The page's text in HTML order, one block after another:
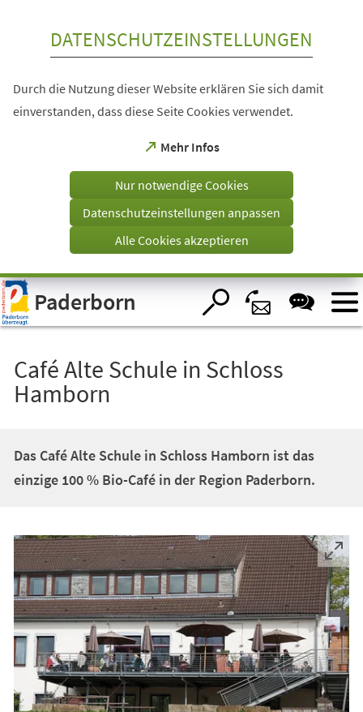
Visuelle
Assistenzsoftware
öffnen.
DATENSCHUTZEINSTELLUNGEN
Durch die Nutzung dieser Website erklären Sie sich damit
einverstanden, dass diese Seite Cookies verwendet.
Mehr Infos
(Öffnet
einem
Tab)
Nur notwendige Cookies
Datenschutzeinstellungen anpassen
Alle Cookies akzeptieren
Paderborn
Café Alte Schule in Schloss
Hamborn
Das Café Alte Schule in Schloss Hamborn ist das
einzige 100 % Bio-Café in der Region Paderborn.